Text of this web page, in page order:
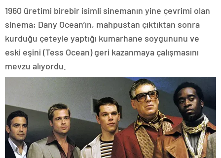
1960 üretimi birebir isimli sinemanın yine çevrimi olan
sinema; Dany Ocean’ın, mahpustan çıktıktan sonra
kurduğu çeteyle yaptığı kumarhane soygununu ve
eski eşini (Tess Ocean) geri kazanmaya çalışmasını
mevzu alıyordu.